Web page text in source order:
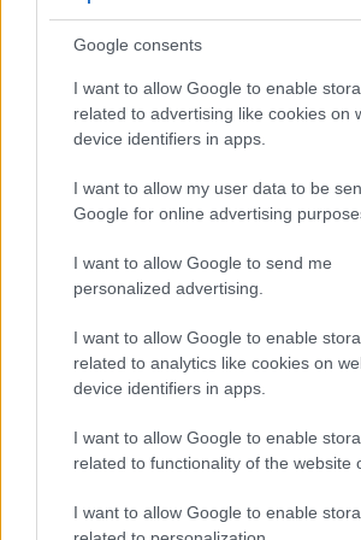
Google consents
I want to allow Google to enable
related to advertising like cookies on
device identifiers in apps.
I want to allow my user data to be
Google for online advertising
I want to allow Google to send me
personalized advertising.
I want to allow Google to enable
related to analytics like cookies on
device identifiers in apps.
I want to allow Google to enable
related to functionality of the website
I want to allow Google to enable
ignorando i rischi per la
i costi per il sistema produttivo,
miliardi. Il risultato fu un
maggioranza trasformò il testo in
governo e le opposizioni
“scippo” dopo aver presentato
non aveva alcuna possibilità di
Il problema culturale:
Il filo rosso è evidente. Se ogni
diventa automaticamente una
si scivola nella logica per cui
trovare i soldi “in qualche modo”.